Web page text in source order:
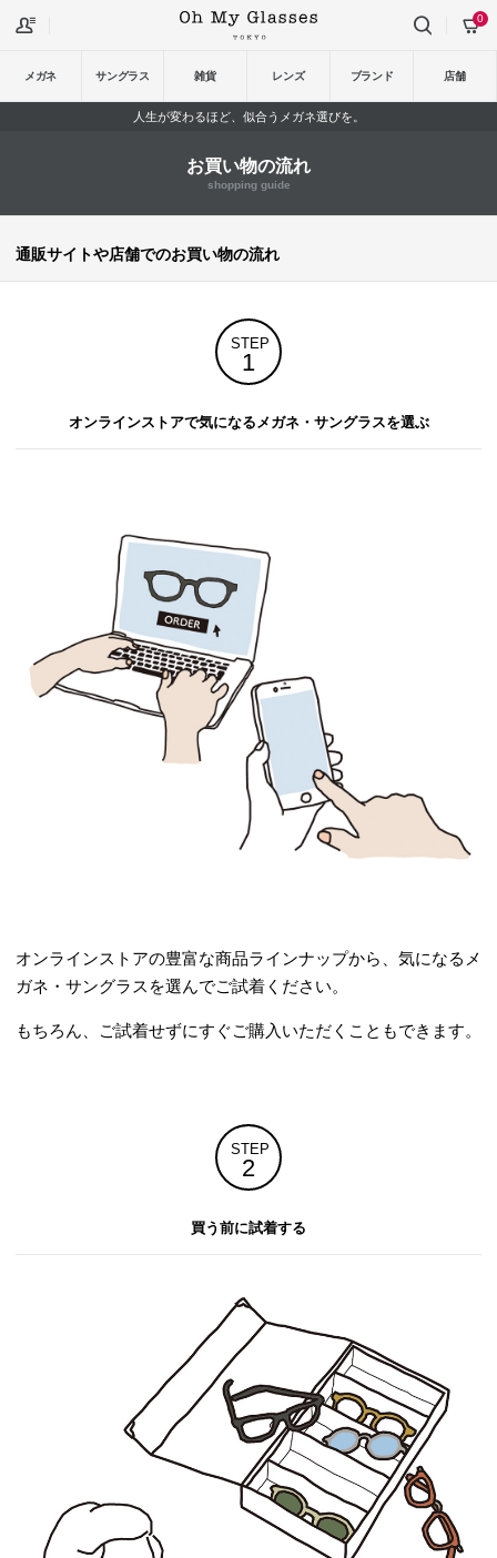
メガネ サングラス 雑貨 レンズ ブランド 店舗
0
人生が変わるほど、似合うメガネ選びを。
お買い物の流れ
shopping guide
通販サイトや店舗でのお買い物の流れ
STEP
1
オンラインストアで気になるメガネ・サングラスを選ぶ
オンラインストアの豊富な商品ラインナップから、気になるメ
ガネ・サングラスを選んでご試着ください。
もちろん、ご試着せずにすぐご購入いただくこともできます。
STEP
2
買う前に試着する